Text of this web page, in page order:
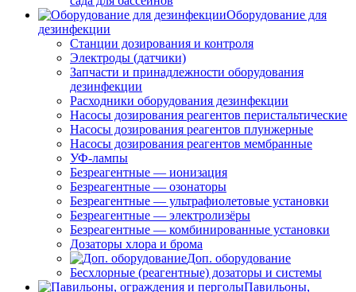
Оборудование для
дезинфекции
Станции дозирования и контроля
Электроды (датчики)
Запчасти и принадлежности оборудования
дезинфекции
Расходники оборудования дезинфекции
Насосы дозирования реагентов перистальтические
Насосы дозирования реагентов плунжерные
Насосы дозирования реагентов мембранные
УФ-лампы
Безреагентные — ионизация
Безреагентные — озонаторы
Безреагентные — ультрафиолетовые установки
Безреагентные — электролизёры
Безреагентные — комбинированные установки
Дозаторы хлора и брома
Доп. оборудование
Бесхлорные (реагентные) дозаторы и системы
Павильоны,